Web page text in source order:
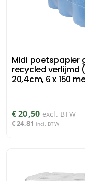
Midi poetspapier
recycled verlijmd
20,4cm, 6 x 150
€20,50 excl. BTW
€24,81 incl. BTW